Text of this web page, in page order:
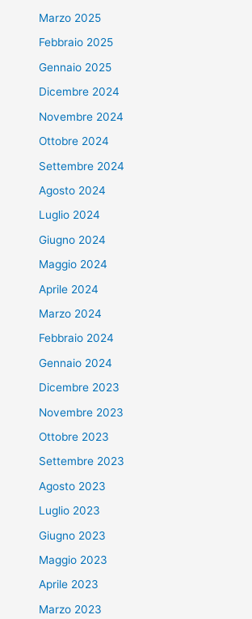
Marzo 2025
Febbraio 2025
Gennaio 2025
Dicembre 2024
Novembre 2024
Ottobre 2024
Settembre 2024
Agosto 2024
Luglio 2024
Giugno 2024
Maggio 2024
Aprile 2024
Marzo 2024
Febbraio 2024
Gennaio 2024
Dicembre 2023
Novembre 2023
Ottobre 2023
Settembre 2023
Agosto 2023
Luglio 2023
Giugno 2023
Maggio 2023
Aprile 2023
Marzo 2023